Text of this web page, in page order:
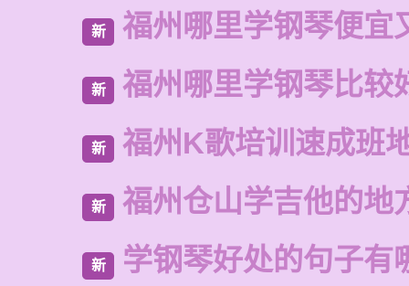
新 福州哪里学钢琴便宜
新 福州哪里学钢琴比较
新 福州K歌培训速成班
新 福州仓山学吉他的地
新 学钢琴好处的句子有